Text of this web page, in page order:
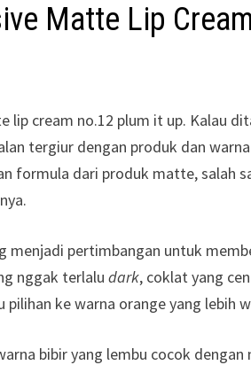
Matte Lip
lip cream no.12 plum it up. Kalau
tergiur dengan produk dan
formula dari produk matte, salah
menjadi pertimbangan untuk
nggak terlaludark, coklat yang
ke warna orange yang lebih
bibir yang lembu cocok